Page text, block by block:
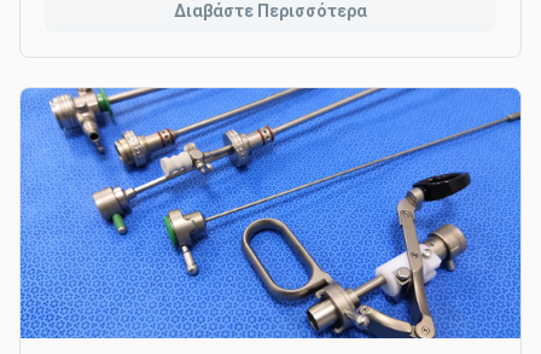
Χειρουργικής (Minimally Invasive Surgery) και έχει πολλά
Διαβάστε Περισσότερα